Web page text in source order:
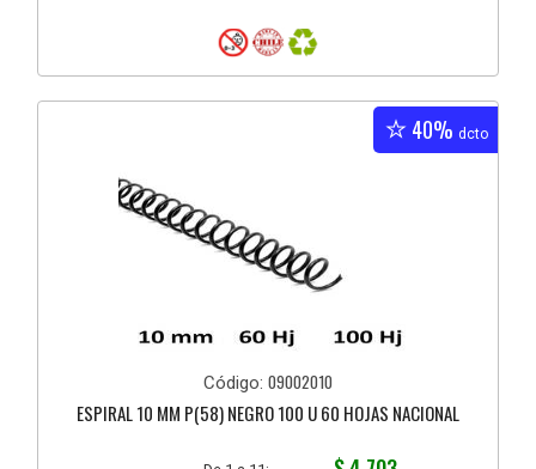
40% dcto
Código: 09002010
ESPIRAL 10 MM P(58) NEGRO 100 U 60 HOJAS NACIONAL